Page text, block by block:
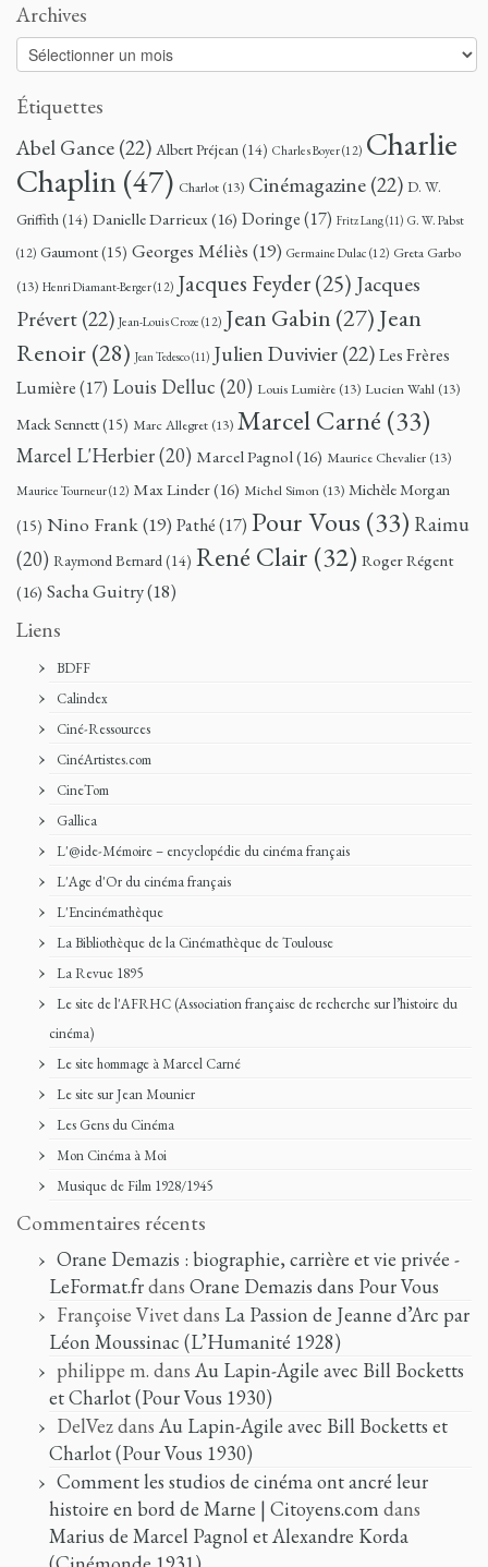
Archives
Archives
Étiquettes
Abel Gance(22) Albert Préjean(14) Charles Boyer(12) Charlie
Chaplin(47) Charlot (13) Cinémagazine(22) D. W.
Griffith(14) Danielle Darrieux(16) Doringe(17) Fritz Lang(11) G. W. Pabst
(12) Gaumont(15) Georges Méliès (19) Germaine Dulac (12) Greta Garbo
(13) Henri Diamant-Berger(12) Jacques Feyder(25) Jacques
Prévert(22) Jean-Louis Croze (12) Jean Gabin (27) Jean
Renoir (28) Jean Tedesco(11) Julien Duvivier(22)Les Frères
Lumière(17) Louis Delluc (20) Louis Lumière (13) Lucien Wahl (13)
Mack Sennett(15) Marc Allegret (13) Marcel Carné (33)
Marcel L'Herbier(20) Marcel Pagnol(16) Maurice Chevalier (13)
Maurice Tourneur(12) Max Linder(16) Michel Simon (13) Michèle Morgan
(15) Nino Frank(19) Pathé(17) Pour Vous (33) Raimu
(20) Raymond Bernard(14) René Clair (32) Roger Régent
(16) Sacha Guitry(18)
Liens
BDFF
Calindex
Ciné-Ressources
CinéArtistes.com
CineTom
Gallica
L'@ide-Mémoire – encyclopédie du cinéma français
L'Age d'Or du cinéma français
L'Encinémathèque
La Bibliothèque de la Cinémathèque de Toulouse
La Revue 1895
Le site de l'AFRHC (Association française de recherche sur l’histoire du
cinéma)
Le site hommage à Marcel Carné
Le site sur Jean Mounier
Les Gens du Cinéma
Mon Cinéma à Moi
Musique de Film 1928/1945
Commentaires récents
Orane Demazis : biographie, carrière et vie privée -
LeFormat.frdans Orane Demazis dans Pour Vous
Françoise Vivetdans La Passion de Jeanne d’Arc par
Léon Moussinac (L’Humanité 1928)
philippe m. dans Au Lapin-Agile avec Bill Bocketts
et Charlot (Pour Vous 1930)
DelVezdans Au Lapin-Agile avec Bill Bocketts et
Charlot (Pour Vous 1930)
Comment les studios de cinéma ont ancré leur
histoire en bord de Marne | Citoyens.comdans
Marius de Marcel Pagnol et Alexandre Korda